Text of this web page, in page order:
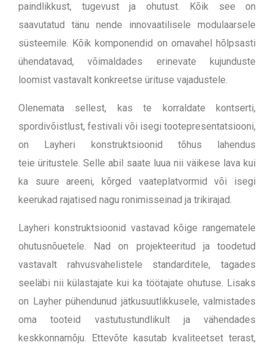
paindlikkust, tugevust ja ohutust. Kõik see on
saavutatud tänu nende innovaatilisele modulaarsele
süsteemile. Kõik komponendid on omavahel hõlpsasti
ühendatavad, võimaldades erinevate kujunduste
loomist vastavalt konkreetse ürituse vajadustele.
Olenemata sellest, kas te korraldate kontserti,
spordivõistlust, festivali või isegi tootepresentatsiooni,
on Layheri konstruktsioonid tõhus lahendus
teie üritustele. Selle abil saate luua nii väikese lava kui
ka suure areeni, kõrged vaateplatvormid või isegi
keerukad rajatised nagu ronimisseinad ja trikirajad.
Layheri konstruktsioonid vastavad kõige rangematele
ohutusnõuetele. Nad on projekteeritud ja toodetud
vastavalt rahvusvahelistele standarditele, tagades
seeläbi nii külastajate kui ka töötajate ohutuse. Lisaks
on Layher pühendunud jätkusuutlikkusele, valmistades
oma tooteid vastutustundlikult ja vähendades
keskkonnamõju. Ettevõte kasutab kvaliteetset terast,